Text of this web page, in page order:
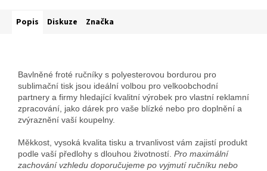
Popis Diskuze Značka
Bavlněné froté ručníky s polyesterovou bordurou pro
sublimační tisk jsou ideální volbou pro velkoobchodní
partnery a firmy hledající kvalitní výrobek pro vlastní reklamní
zpracování, jako dárek pro vaše blízké nebo pro doplnění a
zvýraznění vaší koupelny.
Měkkost, vysoká kvalita tisku a trvanlivost vám zajistí produkt
podle vaší předlohy s dlouhou životností. Pro maximální
zachování vzhledu doporučujeme po vyjmutí ručníku nebo